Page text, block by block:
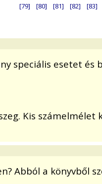
[79]
[80] [81] [82] [83]
speciális esetet
Kis számelmélet
Abból a könyvből